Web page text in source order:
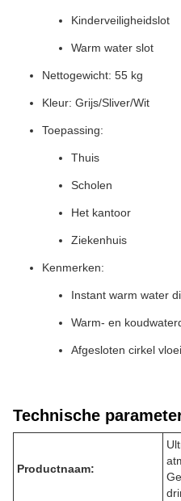
Kinderveiligheidslot
Warm water slot
Nettogewicht: 55 kg
Kleur: Grijs/Sliver/Wit
Toepassing:
Thuis
Scholen
Het kantoor
Ziekenhuis
Kenmerken:
Instant warm water
Warm- en
Afgesloten cirkel
Technische
Productnaam: